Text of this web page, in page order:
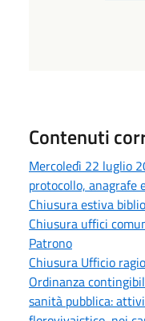
Contenuti
Mercoledì 22 luglio
protocollo, anagrafe
Chiusura estiva
Chiusura uffici
Patrono
Chiusura Ufficio
Ordinanza
sanità pubblica: